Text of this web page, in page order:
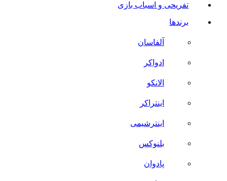
تفریحی و اسباب بازی
برندها
آلفاسان
ادواکر
الانکو
اینتراکر
اینترشیمی
بلنوکس
پادوان